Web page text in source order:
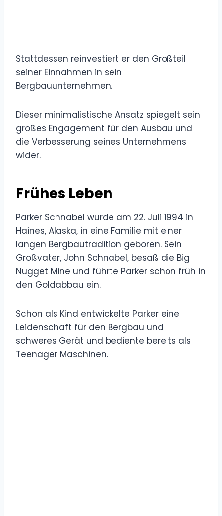
Stattdessen reinvestiert er den Großteil
seiner Einnahmen in sein
Bergbauunternehmen.
Dieser minimalistische Ansatz spiegelt sein
großes Engagement für den Ausbau und
die Verbesserung seines Unternehmens
wider.
Frühes Leben
Parker Schnabel wurde am 22. Juli 1994 in
Haines, Alaska, in eine Familie mit einer
langen Bergbautradition geboren. Sein
Großvater, John Schnabel, besaß die Big
Nugget Mine und führte Parker schon früh in
den Goldabbau ein.
Schon als Kind entwickelte Parker eine
Leidenschaft für den Bergbau und
schweres Gerät und bediente bereits als
Teenager Maschinen.